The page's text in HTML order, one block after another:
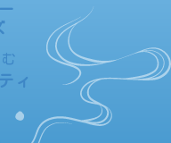
ィ